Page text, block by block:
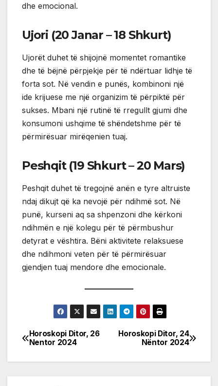
dhe emocional.
Ujori (20 Janar – 18 Shkurt)
Ujorët duhet të shijojnë momentet romantike
dhe të bëjnë përpjekje për të ndërtuar lidhje të
forta sot. Në vendin e punës, kombinoni një
ide krijuese me një organizim të përpiktë për
sukses. Mbani një rutinë të rregullt gjumi dhe
konsumoni ushqime të shëndetshme për të
përmirësuar mirëqenien tuaj.
Peshqit (19 Shkurt – 20 Mars)
Peshqit duhet të tregojnë anën e tyre altruiste
ndaj dikujt që ka nevojë për ndihmë sot. Në
punë, kurseni aq sa shpenzoni dhe kërkoni
ndihmën e një kolegu për të përmbushur
detyrat e vështira. Bëni aktivitete relaksuese
dhe ndihmoni veten për të përmirësuar
gjendjen tuaj mendore dhe emocionale.
Post
navigation
Horoskopi Ditor, 24
Nëntor 2024
Horoskopi Ditor, 26
Nentor 2024